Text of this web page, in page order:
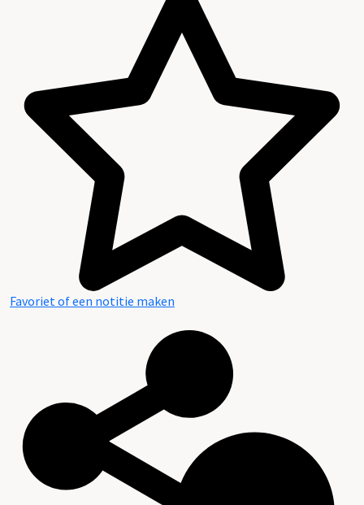
Favoriet of een notitie maken